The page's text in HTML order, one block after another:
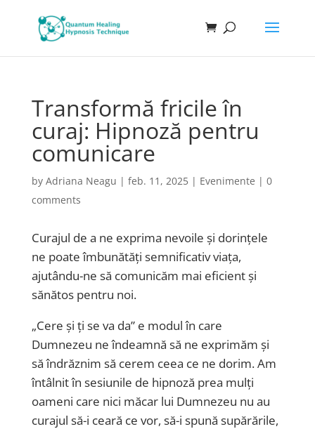
Transformă fricile în
curaj: Hipnoză pentru
comunicare
by Adriana Neagu | feb. 11, 2025| Evenimente | 0
comments
Curajul de a ne exprima nevoile și dorințele
ne poate îmbunătăți semnificativ viața,
ajutându-ne să comunicăm mai eficient și
sănătos pentru noi.
„Cere și ți se va da” e modul în care
Dumnezeu ne îndeamnă să ne exprimăm și
să îndrăznim să cerem ceea ce ne dorim. Am
întâlnit în sesiunile de hipnoză prea mulți
oameni care nici măcar lui Dumnezeu nu au
curajul să-i ceară ce vor, să-i spună supărările,